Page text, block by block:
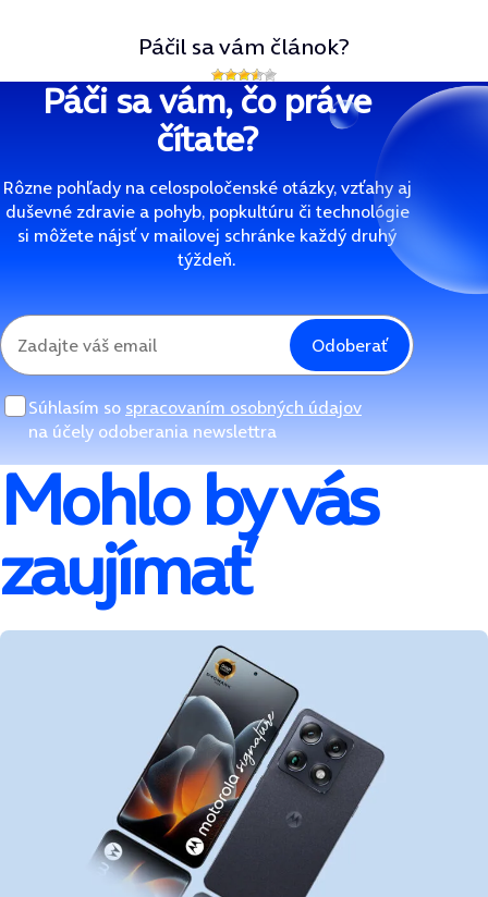
Páčil sa vám článok?
Páči sa vám, čo práve
čítate?
Rôzne pohľady na celospoločenské otázky, vzťahy aj
duševné zdravie a pohyb, popkultúru či technológie
si môžete nájsť v mailovej schránke každý druhý
týždeň.
Odoberať
Súhlasím so spracovaním osobných údajov
na účely odoberania newslettra
Mohlo by vás
zaujímať